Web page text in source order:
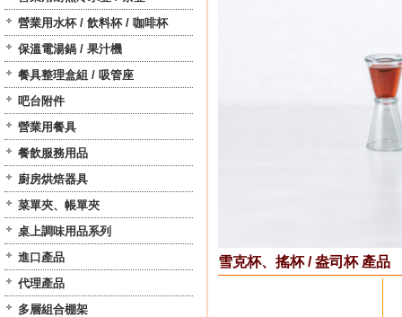
營業用水杯 / 飲料杯 / 咖啡杯
保溫電湯鍋 / 果汁機
餐具整理盒組 / 吸管座
吧台附件
營業用餐具
餐飲服務用品
廚房烘焙器具
菜單夾、帳單夾
桌上調味用品系列
進口產品
代理產品
多層組合棚架
雪克杯、搖杯 / 盎司杯 產品